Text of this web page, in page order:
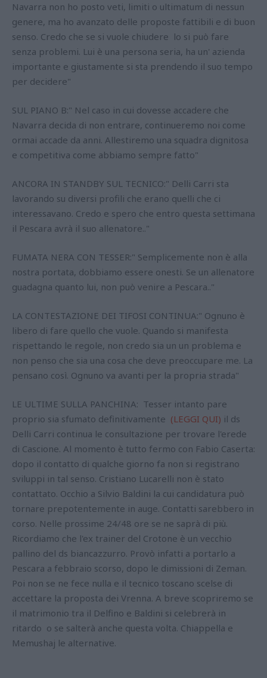
Navarra non ho posto veti, limiti o ultimatum di nessun
genere, ma ho avanzato delle proposte fattibili e di buon
senso. Credo che se si vuole chiudere lo si può fare
senza problemi. Lui è una persona seria, ha un' azienda
importante e giustamente si sta prendendo il suo tempo
per decidere"
SUL PIANO B:" Nel caso in cui dovesse accadere che
Navarra decida di non entrare, continueremo noi come
ormai accade da anni. Allestiremo una squadra dignitosa
e competitiva come abbiamo sempre fatto"
ANCORA IN STANDBY SUL TECNICO:" Delli Carri sta
lavorando su diversi profili che erano quelli che ci
interessavano. Credo e spero che entro questa settimana
il Pescara avrà il suo allenatore.."
FUMATA NERA CON TESSER:" Semplicemente non è alla
nostra portata, dobbiamo essere onesti. Se un allenatore
guadagna quanto lui, non può venire a Pescara.."
LA CONTESTAZIONE DEI TIFOSI CONTINUA:" Ognuno è
libero di fare quello che vuole. Quando si manifesta
rispettando le regole, non credo sia un un problema e
non penso che sia una cosa che deve preoccupare me. La
pensano così. Ognuno va avanti per la propria strada"
LE ULTIME SULLA PANCHINA: Tesser intanto pare
proprio sia sfumato definitivamente (LEGGI QUI) il ds
Delli Carri continua le consultazione per trovare l'erede
di Cascione. Al momento è tutto fermo con Fabio Caserta:
dopo il contatto di qualche giorno fa non si registrano
sviluppi in tal senso. Cristiano Lucarelli non è stato
contattato. Occhio a Silvio Baldini la cui candidatura può
tornare prepotentemente in auge. Contatti sarebbero in
corso. Nelle prossime 24/48 ore se ne saprà di più.
Ricordiamo che l'ex trainer del Crotone è un vecchio
pallino del ds biancazzurro. Provò infatti a portarlo a
Pescara a febbraio scorso, dopo le dimissioni di Zeman.
Poi non se ne fece nulla e il tecnico toscano scelse di
accettare la proposta dei Vrenna. A breve scopriremo se
il matrimonio tra il Delfino e Baldini si celebrerà in
ritardo o se salterà anche questa volta. Chiappella e
Memushaj le alternative.